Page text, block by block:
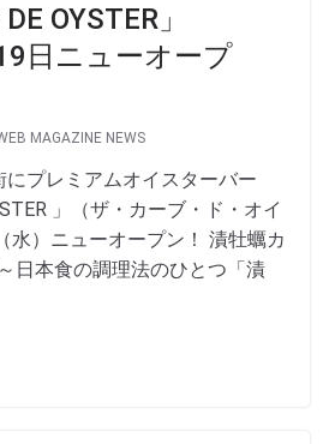
DE OYSTER」
日ニューオープ
MAGAZINE NEWS
プレミアムオイスターバー
」（ザ・カーブ・ド・オイ
水）ニューオープン！ 漬牡蠣カ
日本食の調理法のひとつ「漬